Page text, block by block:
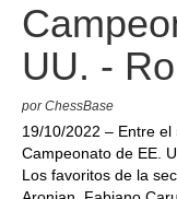
UU. -
por ChessBase
19/10/2022 – Entre
Campeonato de EE.
Los favoritos de la